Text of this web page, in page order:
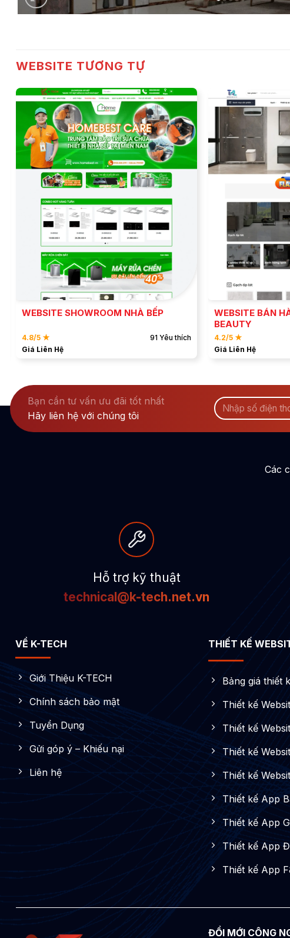
WEBSITE TƯƠNG TỰ
ĐẶT MẪU
XEM DEMO
WEBSITE SHOWROOM NHÀ BẾP
4.8/5 ★
91 Yêu thích
Giá Liên Hệ
WEBSITE BÁN
BEAUTY
4.2/5 ★
Giá Liên Hệ
Bạn cần tư vấn ưu đãi tốt nhất
Hãy liên hệ với chúng tôi
Các
Hỗ trợ kỹ thuật
technical@k-tech.net.vn
VỀ K-TECH
Giới Thiệu K-TECH
Chính sách bảo mật
Tuyển Dụng
Gửi góp ý – Khiếu nại
Liên hệ
THIẾT KẾ
Bảng giá thiết
Thiết kế
Thiết kế
Thiết kế
Thiết kế
Thiết kế App
Thiết kế App
Thiết kế App
Thiết kế App
ĐỔI MỚI CÔNG